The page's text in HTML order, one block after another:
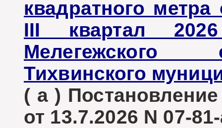
квадратного
III квартал
Мелегежского
Тихвинского
( а )
от 13.7.2026 N 07-